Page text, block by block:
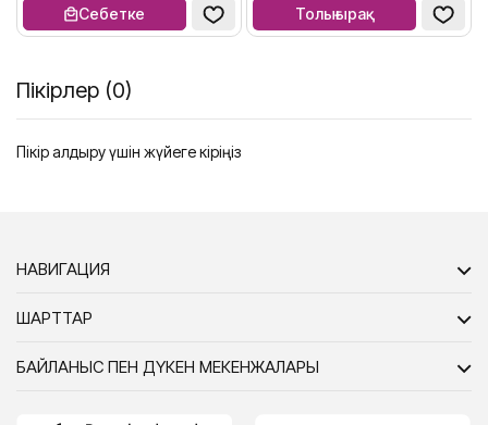
Себетке Толығырақ
Пікірлер (0)
Пікір қалдыру үшін жүйеге кіріңіз
НАВИГАЦИЯ
ШАРТТАР
БАЙЛАНЫС ПЕН ДҮКЕН МЕКЕНЖАЛАРЫ